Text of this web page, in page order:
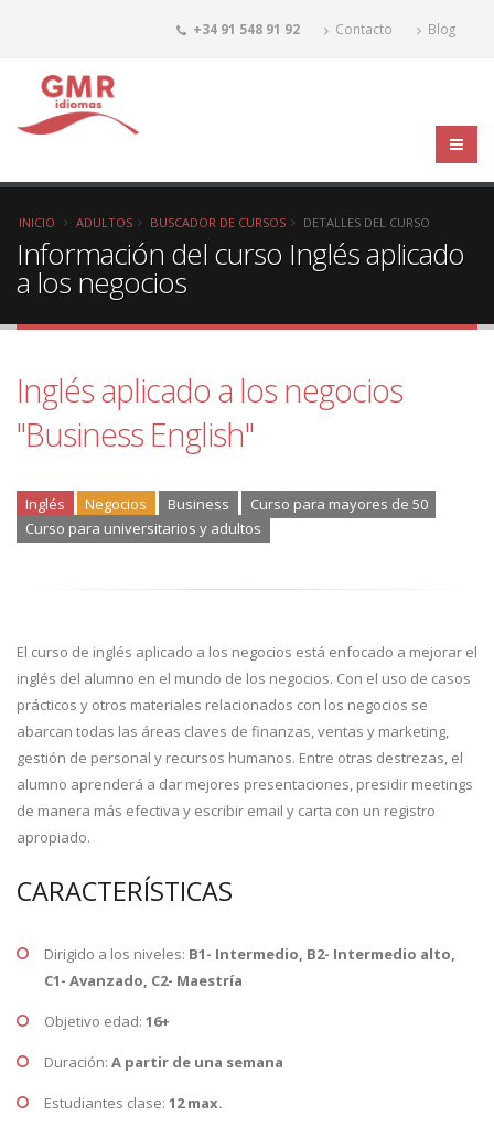
+34 91 548 91 92 Contacto Blog
INICIO ADULTOS BUSCADOR DE CURSOS DETALLES DEL CURSO
Información del curso Inglés aplicado
a los negocios
Inglés aplicado a los negocios
"Business English"
Inglés Negocios Business
Curso para mayores de 50
Curso para universitarios y adultos
El curso de inglés aplicado a los negocios está enfocado a mejorar el
inglés del alumno en el mundo de los negocios. Con el uso de casos
prácticos y otros materiales relacionados con los negocios se
abarcan todas las áreas claves de finanzas, ventas y marketing,
gestión de personal y recursos humanos. Entre otras destrezas, el
alumno aprenderá a dar mejores presentaciones, presidir meetings
de manera más efectiva y escribir email y carta con un registro
apropiado.
CARACTERÍSTICAS
Dirigido a los niveles: B1- Intermedio, B2- Intermedio alto,
C1- Avanzado, C2- Maestría
Objetivo edad: 16+
Duración: A partir de una semana
Estudiantes clase: 12 max.